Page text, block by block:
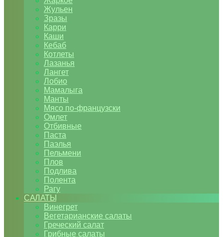
Жульен
Зразы
Карри
Каши
Кебаб
Котлеты
Лазанья
Лангет
Лобио
Мамалыга
Манты
Мясо по-французски
Омлет
Отбивные
Паста
Паэлья
Пельмени
Плов
Подлива
Полента
Рагу
САЛАТЫ
Винегрет
Вегетарианские салаты
Греческий салат
Грибные салаты